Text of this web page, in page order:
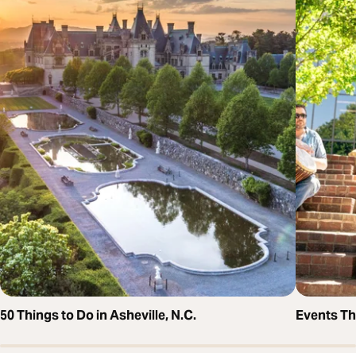
50 Things to Do in Asheville, N.C. Events